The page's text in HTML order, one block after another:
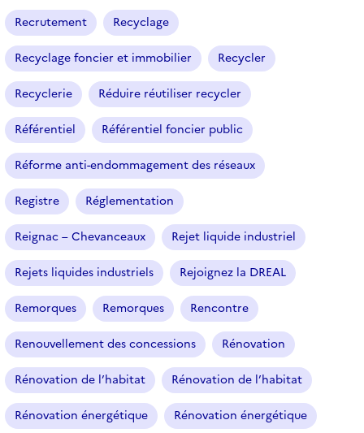
Recrutement Recyclage
Recyclage foncier et immobilier Recycler
Recyclerie Réduire réutiliser recycler
Référentiel Référentiel foncier public
Réforme anti-endommagement des réseaux
Registre Réglementation
Reignac – Chevanceaux Rejet liquide industriel
Rejets liquides industriels Rejoignez la DREAL
Remorques Remorques Rencontre
Renouvellement des concessions Rénovation
Rénovation de l’habitat Rénovation de l’habitat
Rénovation énergétique Rénovation énergétique